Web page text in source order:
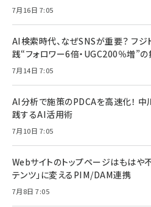
7月16日 7:05
AI検索時代、なぜSNSが重要？ フジ
践“フォロワー6倍・UGC200％増”
7月14日 7:05
AI分析で施策のPDCAを高速化！
践するAI活用術
7月10日 7:05
Webサイトのトップページはもはや
テンツ」に変えるPIM/DAM連携
7月8日 7:05